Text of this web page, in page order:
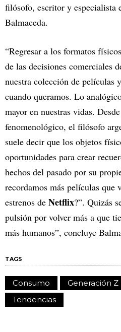
filósofo, escritor y especialista
Balmaceda.
“Regresar a los formatos
de las decisiones comerciales
nuestra colección de películas
cuando queramos. Lo
mayor en nuestras vidas.
fenomenológico, el filósofo
suele decir que los objetos
oportunidades para crear
hechos del pasado por su
recordamos más películas que
estrenos de Netflix?”. Quizás
pulsión por volver más a que
más humanos”, concluye
TAGS
Consumo Generación Z
Tendencias